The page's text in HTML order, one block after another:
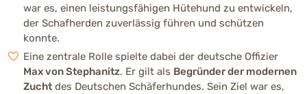
Aktivität
Sehr aktiv und arbeitsfreudig. Braucht tägliche
Bewegung und Beschäftigung.
war es, einen leistungsfähigen Hütehund zu entwickeln,
der Schafherden zuverlässig führen und schützen
konnte.
Eine zentrale Rolle spielte dabei der deutsche Offizier
Max von Stephanitz. Er gilt als Begründer der modernen
Zucht des Deutschen Schäferhundes. Sein Ziel war es,